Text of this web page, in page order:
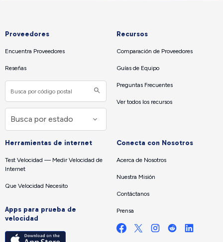
Proveedores
Encuentra Proveedores
Reseñas
Recursos
Comparación de Proveedores
Guías de Equipo
Preguntas Frecuentes
Ver todos los recursos
Herramientas de internet
Test Velocidad — Medir Velocidad de
Internet
Que Velocidad Necesito
Apps para prueba de
velocidad
Conecta con Nosotros
Acerca de Nosotros
Nuestra Misión
Contáctanos
Prensa